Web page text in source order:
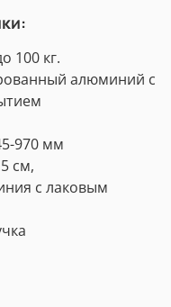
100 кг.
алюминий c
970 мм
см,
c лаковым